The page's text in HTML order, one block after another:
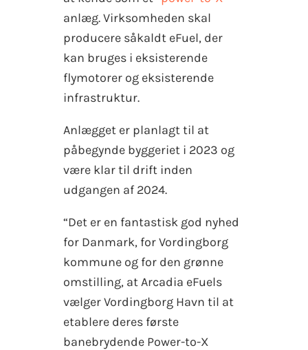
anlæg. Virksomheden skal
producere såkaldt eFuel, der
kan bruges i eksisterende
flymotorer og eksisterende
infrastruktur.
Anlægget er planlagt til at
påbegynde byggeriet i 2023 og
være klar til drift inden
udgangen af 2024.
“Det er en fantastisk god nyhed
for Danmark, for Vordingborg
kommune og for den grønne
omstilling, at Arcadia eFuels
vælger Vordingborg Havn til at
etablere deres første
banebrydende Power-to-X